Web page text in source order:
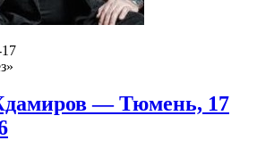
— Тюмень, 17